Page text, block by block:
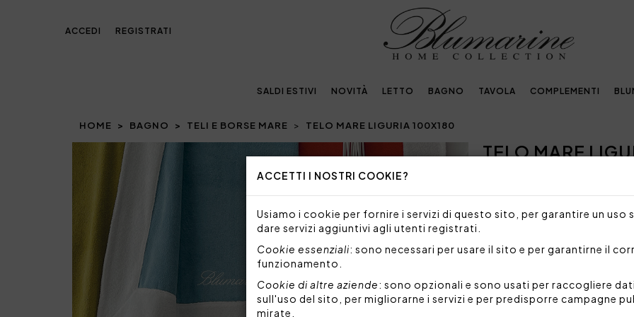
ACCETTI I NOSTRI COOKIE?
Usiamo i cookie per fornire i servizi di questo sito, per garantire un uso
dare servizi aggiuntivi agli utenti registrati.
Cookie essenziali: sono necessari per usare il sito e per garantirne il
funzionamento.
Cookie di altre aziende: sono opzionali e sono usati per raccogliere
sull'uso del sito, per migliorarne i servizi e per predisporre campagne
mirate.
ACCEDI REGISTRATI
SALDI ESTIVI NOVITÀ LETTO BAGNO TAVOLA COMPLEMENTI
HOME BAGNO TELI E BORSE MARE TELO MARE LIGURIA 100X180
Prev NextTELO MARE
Telo mare tinta unita
bianco rimesso in
Misure: 100x180 cm
Tessuto: 100% cotone
Il telo mare è realizzato
agenti atmosferici e